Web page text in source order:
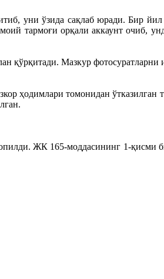
уни ўзида сақлаб юради. Бир йил
тармоғи орқали аккаунт очиб,
Мазкур фотосуратларни
томонидан ўтказилган
ЖК 165-моддасининг 1-қисми